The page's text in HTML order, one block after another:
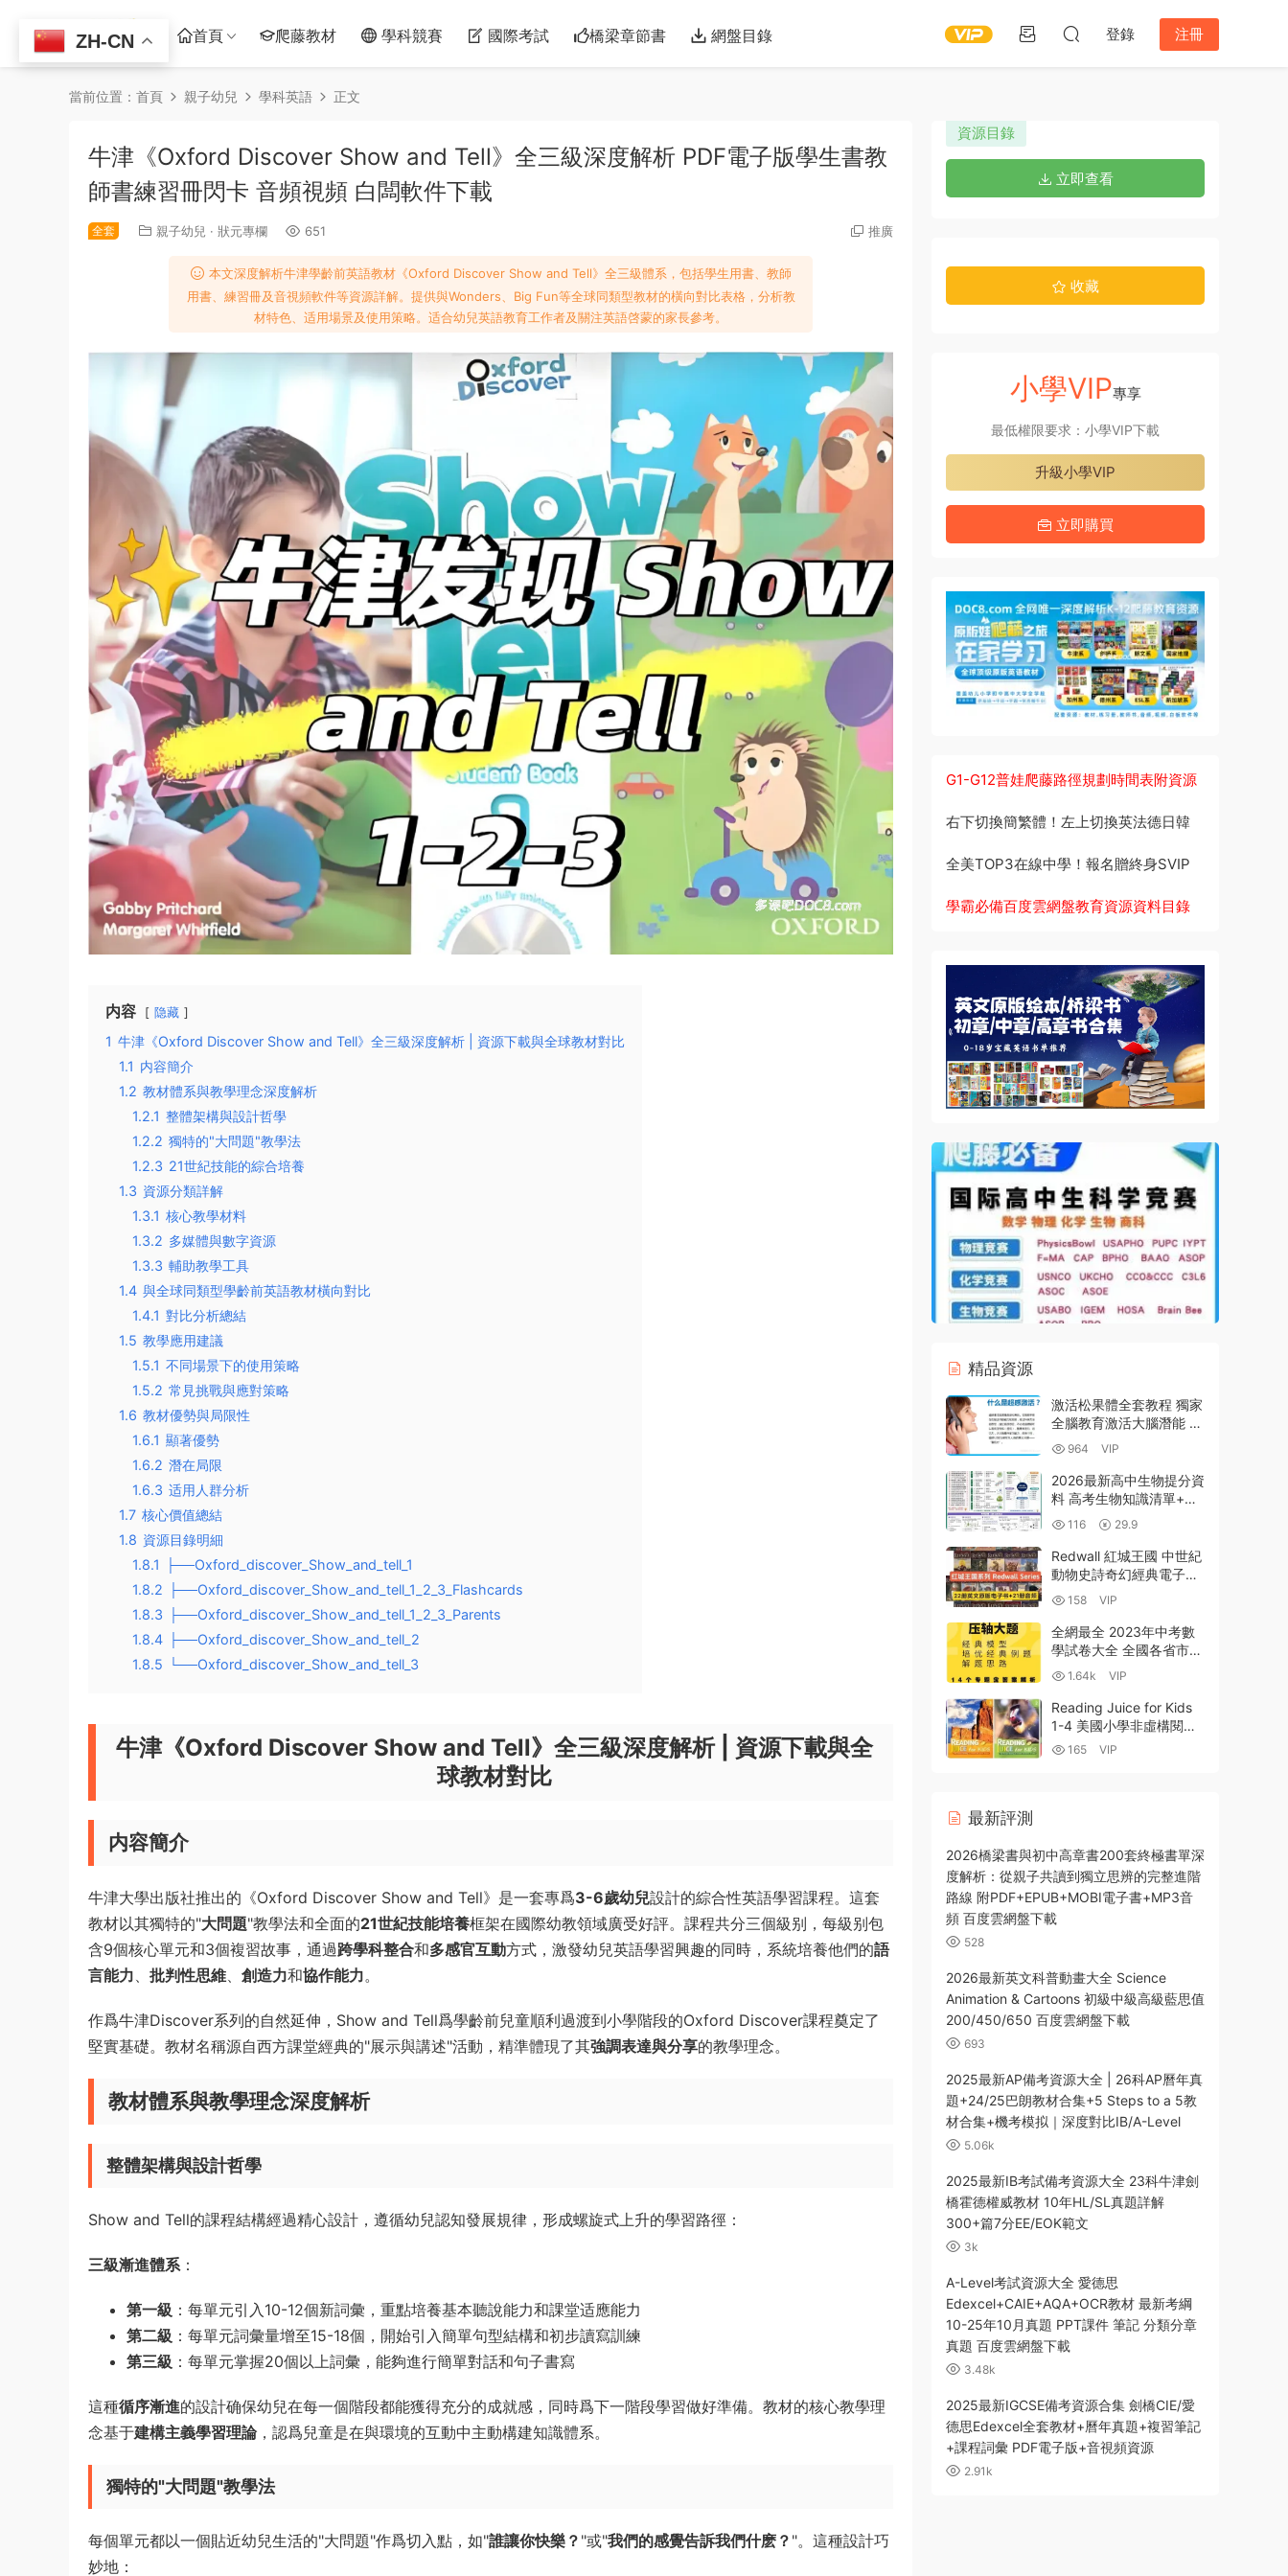
首頁 爬藤教材 學科競賽 國際考試 橋梁章節書 網盤目錄 登錄 注冊
當前位置： 首頁 親子幼兒 學科英語 正文
牛津《Oxford Discover Show and Tell》全三級深度解析 PDF電子版學生書教
師書練習冊閃卡 音頻視頻 白闆軟件下載
全套 親子幼兒 · 狀元專欄 651 推廣
本文深度解析牛津學齡前英語教材《Oxford Discover Show and Tell》全三級體系，包括學生用書、教師
用書、練習冊及音視頻軟件等資源詳解。提供與Wonders、Big Fun等全球同類型教材的橫向對比表格，分析教
材特色、适用場景及使用策略。适合幼兒英語教育工作者及關注英語啓蒙的家長參考。
内容 隐藏
1 牛津《Oxford Discover Show and Tell》全三級深度解析 | 資源下載與全球教材對比
1.1 内容簡介
1.2 教材體系與教學理念深度解析
1.2.1 整體架構與設計哲學
1.2.2 獨特的"大問題"教學法
1.2.3 21世紀技能的綜合培養
1.3 資源分類詳解
1.3.1 核心教學材料
1.3.2 多媒體與數字資源
1.3.3 輔助教學工具
1.4 與全球同類型學齡前英語教材橫向對比
1.4.1 對比分析總結
1.5 教學應用建議
1.5.1 不同場景下的使用策略
1.5.2 常見挑戰與應對策略
1.6 教材優勢與局限性
1.6.1 顯著優勢
1.6.2 潛在局限
1.6.3 适用人群分析
1.7 核心價值總結
1.8 資源目錄明細
1.8.1
├──Oxford_discover_Show_and_tell_1
1.8.2
├──Oxford_discover_Show_and_tell_1_2_3_Flashcards
1.8.3
├──Oxford_discover_Show_and_tell_1_2_3_Parents
1.8.4
├──Oxford_discover_Show_and_tell_2
1.8.5
└──Oxford_discover_Show_and_tell_3
牛津《Oxford Discover Show and Tell》全三級深度解析 | 資源下載與全
球教材對比
内容簡介
牛津大學出版社推出的《Oxford Discover Show and Tell》是一套專爲3-6歲幼兒設計的綜合性英語學習課程。這套
教材以其獨特的"大問題"教學法和全面的21世紀技能培養框架在國際幼教領域廣受好評。課程共分三個級别，每級别包
含9個核心單元和3個複習故事，通過跨學科整合和多感官互動方式，激發幼兒英語學習興趣的同時，系統培養他們的語
言能力、 批判性思維、 創造力和協作能力。
作爲牛津Discover系列的自然延伸，Show and Tell爲學齡前兒童順利過渡到小學階段的Oxford Discover課程奠定了
堅實基礎。教材名稱源自西方課堂經典的"展示與講述"活動，精準體現了其強調表達與分享的教學理念。
教材體系與教學理念深度解析
整體架構與設計哲學
Show and Tell的課程結構經過精心設計，遵循幼兒認知發展規律，形成螺旋式上升的學習路徑：
三級漸進體系：
第一級 ：每單元引入10-12個新詞彙，重點培養基本聽說能力和課堂适應能力
第二級 ：每單元詞彙量增至15-18個，開始引入簡單句型結構和初步讀寫訓練
第三級 ：每單元掌握20個以上詞彙，能夠進行簡單對話和句子書寫
這種循序漸進的設計确保幼兒在每一個階段都能獲得充分的成就感，同時爲下一階段學習做好準備。教材的核心教學理
念基于建構主義學習理論，認爲兒童是在與環境的互動中主動構建知識體系。
獨特的"大問題"教學法
每個單元都以一個貼近幼兒生活的"大問題"作爲切入點，如"誰讓你快樂？ "或"我們的感覺告訴我們什麽？ "。這種設計巧
妙地：
資源目錄
立即查看
收藏
小學VIP專享
最低權限要求：小學VIP下載
升級小學VIP
立即購買
G1-G12普娃爬藤路徑規劃時間表附資源
右下切換簡繁體！左上切換英法德日韓
全美TOP3在線中學！報名贈終身SVIP
學霸必備百度雲網盤教育資源資料目錄
精品資源
激活松果體全套教程 獨家
全腦教育激活大腦潛能 提
升學習力 打造最強大腦
【MP4 MP3 PDF-5GB】
964 VIP
2026最新高中生物提分資
料 高考生物知識清單+考
點題型+思維導圖+專題訓
練PDF+WORD電子版下
載
116 29.9
Redwall 紅城王國 中世紀
動物史詩奇幻經典電子書
22冊英文EPUB+MOBI電
子版 MP3音頻 百度雲網
盤下載
158 VIP
全網最全 2023年中考數
學試卷大全 全國各省市
140套真題 含壓軸題彙編
含答案 WORD可打印版
百度雲網盤下載
1.64k VIP
Reading Juice for Kids
1-4 美國小學非虛構閱讀
強化訓練深度解析 PDF電
165 VIP
最新評測
2026橋梁書與初中高章書200套終極書單深
度解析：從親子共讀到獨立思辨的完整進階
路線 附PDF+EPUB+MOBI電子書+MP3音
頻 百度雲網盤下載
528
2026最新英文科普動畫大全 Science
Animation & Cartoons 初級中級高級藍思值
200/450/650 百度雲網盤下載
693
2025最新AP備考資源大全 | 26科AP曆年真
題+24/25巴朗教材合集+5 Steps to a 5教
材合集+機考模拟｜深度對比IB/A-Level
5.06k
2025最新IB考試備考資源大全 23科牛津劍
橋霍德權威教材 10年HL/SL真題詳解
300+篇7分EE/EOK範文
3k
A-Level考試資源大全 愛德思
Edexcel+CAIE+AQA+OCR教材 最新考綱
10-25年10月真題 PPT課件 筆記 分類分章
真題 百度雲網盤下載
3.48k
2025最新IGCSE備考資源合集 劍橋CIE/愛
德思Edexcel全套教材+曆年真題+複習筆記
+課程詞彙 PDF電子版+音視頻資源
2.91k
ZH-CN